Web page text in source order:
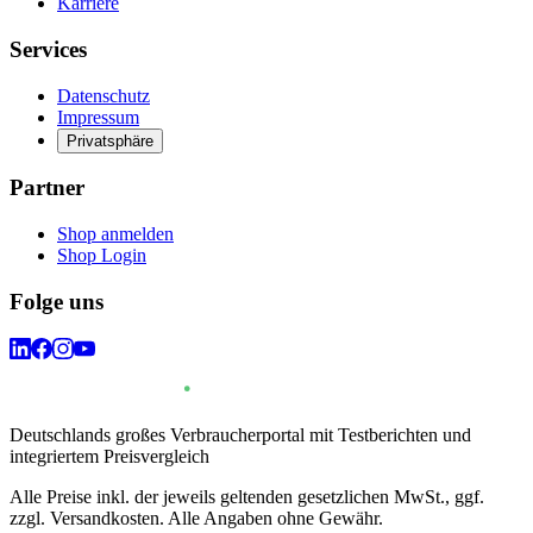
Services
Datenschutz
Impressum
Privatsphäre
Partner
Shop anmelden
Shop Login
Folge uns
Deutschlands großes Verbraucherportal mit Testberichten und
integriertem Preisvergleich
Alle Preise inkl. der jeweils geltenden gesetzlichen MwSt., ggf.
zzgl. Versandkosten. Alle Angaben ohne Gewähr.